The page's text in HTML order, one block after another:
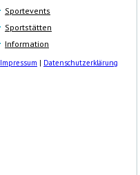
Sportevents
Sportstätten
Information
Impressum | Datenschutzerklärung